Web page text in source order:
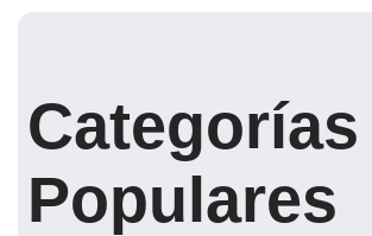
Categorías
Populares